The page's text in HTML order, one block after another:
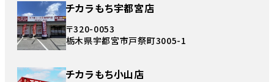
チカラもち宇都宮店
〒320-0053
栃木県宇都宮市戸祭町3005-1
チカラもち小山店